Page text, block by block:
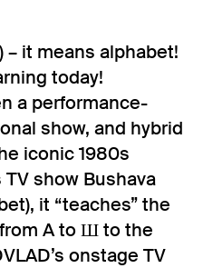
– it means alphabet!
today!
a performance-
show, and hybrid
iconic 1980s
show Bushava
it “teaches” the
A to Ш to the
onstage TV